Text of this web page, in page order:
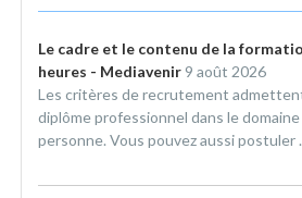
Le cadre et le contenu de la
heures - Mediavenir 9 août 2026
Les critères de recrutement
diplôme professionnel dans le domaine
personne. Vous pouvez aussi postuler